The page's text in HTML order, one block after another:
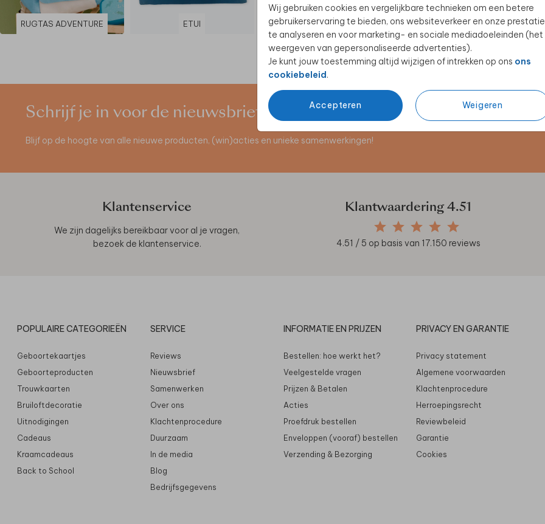
Wij gebruiken cookies en vergelijkbare technieken om een betere
gebruikerservaring te bieden, ons websiteverkeer en onze
te analyseren en voor marketing- en sociale mediadoeleinden (het
weergeven van gepersonaliseerde advertenties).
Je kunt jouw toestemming altijd wijzigen of intrekken op ons ons
cookiebeleid.
Accepteren Weigeren
RUGTAS ADVENTURE ETUI GYMTAS BEKER
Schrijf je in voor de nieuwsbrief
Blijf op de hoogte van alle nieuwe producten, (win)acties en unieke samenwerkingen!
Klantenservice
We zijn dagelijks bereikbaar voor al je vragen,
bezoek de klantenservice.
Klantwaardering4.51
4.51 / 5 op basis van 17.150 reviews
POPULAIRE CATEGORIEËN
Geboortekaartjes
Geboorteproducten
Trouwkaarten
Bruiloftdecoratie
Uitnodigingen
Cadeaus
Kraamcadeaus
Back to School
SERVICE
Reviews
Nieuwsbrief
Samenwerken
Over ons
Klachtenprocedure
Duurzaam
In de media
Blog
Bedrijfsgegevens
INFORMATIE EN PRIJZEN
Bestellen: hoe werkt het?
Veelgestelde vragen
Prijzen & Betalen
Acties
Proefdruk bestellen
Enveloppen (vooraf) bestellen
Verzending & Bezorging
PRIVACY EN GARANTIE
Privacy statement
Algemene voorwaarden
Klachtenprocedure
Herroepingsrecht
Reviewbeleid
Garantie
Cookies